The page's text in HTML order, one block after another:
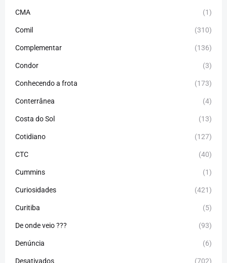
CMA (1)
Comil (310)
Complementar (136)
Condor (3)
Conhecendo a frota (173)
Conterrânea (4)
Costa do Sol (13)
Cotidiano (127)
CTC (40)
Cummins (1)
Curiosidades (421)
Curitiba (5)
De onde veio ??? (93)
Denúncia (6)
Desativados (702)